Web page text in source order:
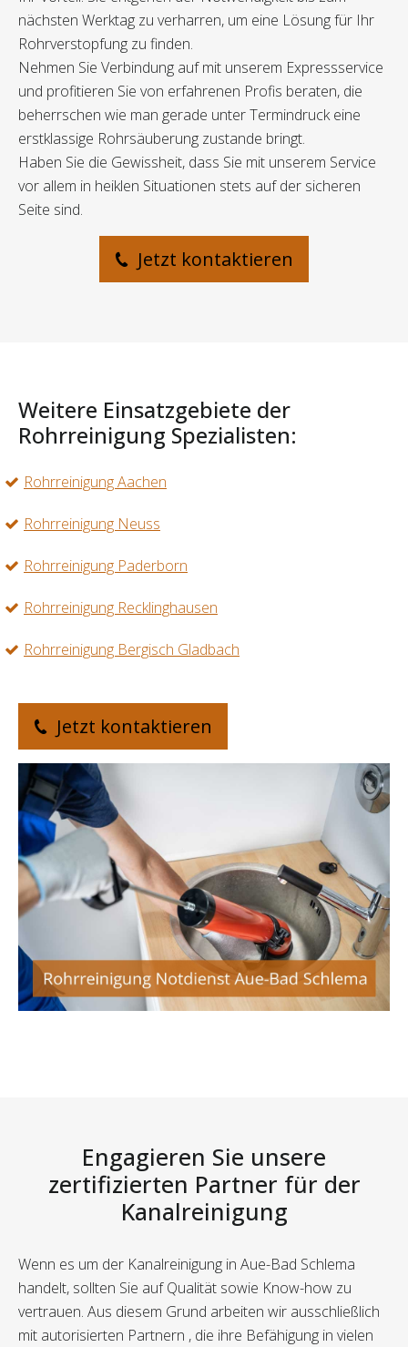
nächsten Werktag zu verharren, um eine Lösung für Ihr
Rohrverstopfung zu finden.
Nehmen Sie Verbindung auf mit unserem Expressservice
und profitieren Sie von erfahrenen Profis beraten, die
beherrschen wie man gerade unter Termindruck eine
erstklassige Rohrsäuberung zustande bringt.
Haben Sie die Gewissheit, dass Sie mit unserem Service
vor allem in heiklen Situationen stets auf der sicheren
Seite sind.
Jetzt kontaktieren
Weitere Einsatzgebiete der
Rohrreinigung Spezialisten:
Rohrreinigung Aachen
Rohrreinigung Neuss
Rohrreinigung Paderborn
Rohrreinigung Recklinghausen
Rohrreinigung Bergisch Gladbach
Jetzt kontaktieren
Engagieren Sie unsere
zertifizierten Partner für der
Kanalreinigung
Wenn es um der Kanalreinigung in Aue-Bad Schlema
handelt, sollten Sie auf Qualität sowie Know-how zu
vertrauen. Aus diesem Grund arbeiten wir ausschließlich
mit autorisierten Partnern , die ihre Befähigung in vielen